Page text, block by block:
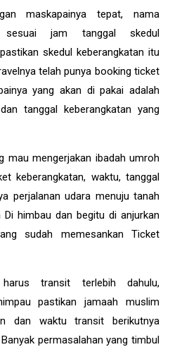
maskapainya tepat, nama
sesuai jam tanggal skedul
skedul keberangkatan itu
telah punya booking ticket
yang akan di pakai adalah
tanggal keberangkatan yang
mau mengerjakan ibadah umroh
keberangkatan, waktu, tanggal
perjalanan udara menuju tanah
himbau dan begitu di anjurkan
sudah memesankan Ticket
transit terlebih dahulu,
pastikan jamaah muslim
dan waktu transit berikutnya
permasalahan yang timbul